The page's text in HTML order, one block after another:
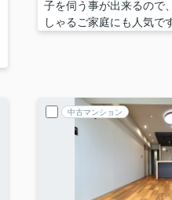
子を伺う事が出来るので
しゃるご家庭にも人気で
中古マンション